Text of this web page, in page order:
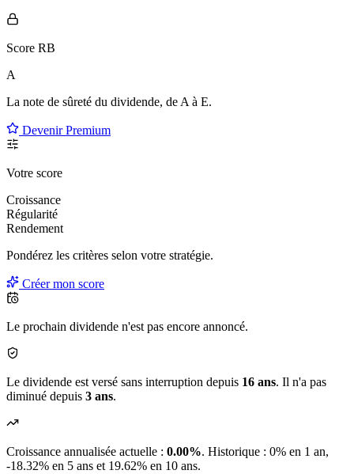
Score RB
A
La note de sûreté du dividende, de A à E.
Devenir Premium
Votre score
Croissance
Régularité
Rendement
Pondérez les critères selon votre stratégie.
Créer mon score
Le prochain dividende n'est pas encore annoncé.
Le dividende est versé sans interruption depuis 16 ans. Il n'a pas
diminué depuis 3 ans.
Croissance annualisée actuelle : 0.00%. Historique : 0% en 1 an,
-18.32% en 5 ans et 19.62% en 10 ans.